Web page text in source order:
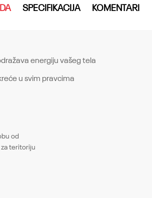
SPECIFIKACIJA KOMENTARI
energiju vašeg tela
u svim pravcima
od
teritoriju